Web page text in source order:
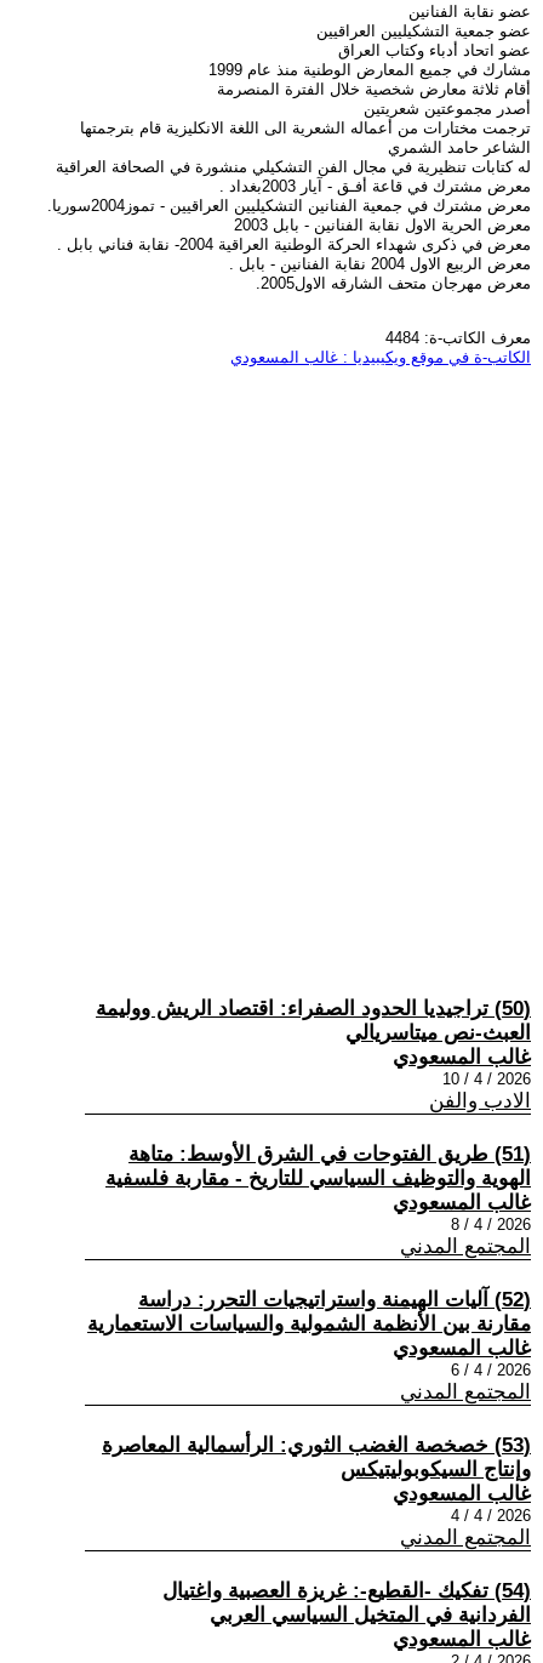
عضو نقابة الفنانين
عضو جمعية التشكيليين العراقيين
عضو اتحاد أدباء وكتاب العراق
مشارك في جميع المعارض الوطنية منذ عام 1999
أقام ثلاثة معارض شخصية خلال الفترة المنصرمة
أصدر مجموعتين شعريتين
ترجمت مختارات من أعماله الشعرية الى اللغة الانكليزية قام بترجمتها
الشاعر حامد الشمري
له كتابات تنظيرية في مجال الفن التشكيلي منشورة في الصحافة العراقية
معرض مشترك في قاعة أفـق - آيار 2003بغداد .
معرض مشترك في جمعية الفنانين التشكيليين العراقيين - تموز2004سوريا.
معرض الحرية الاول نقابة الفنانين - بابل 2003
معرض في ذكرى شهداء الحركة الوطنية العراقية 2004- نقابة فناني بابل .
معرض الربيع الاول 2004 نقابة الفنانين - بابل .
معرض مهرجان متحف الشارقه الاول2005.
معرف الكاتب-ة: 4484
الكاتب-ة في موقع ويكيبيديا : غالب المسعودي
(50) تراجيديا الحدود الصفراء: اقتصاد الريش ووليمة
العبث-نص ميتاسريالي
غالب المسعودي
2026 / 4 / 10
الادب والفن
(51) طريق الفتوحات في الشرق الأوسط: متاهة
الهوية والتوظيف السياسي للتاريخ - مقاربة فلسفية
غالب المسعودي
2026 / 4 / 8
المجتمع المدني
(52) آليات الهيمنة واستراتيجيات التحرر: دراسة
مقارنة بين الأنظمة الشمولية والسياسات الاستعمارية
غالب المسعودي
2026 / 4 / 6
المجتمع المدني
(53) خصخصة الغضب الثوري: الرأسمالية المعاصرة
وإنتاج السيكوبوليتيكس
غالب المسعودي
2026 / 4 / 4
المجتمع المدني
(54) تفكيك -القطيع-: غريزة العصبية واغتيال
الفردانية في المتخيل السياسي العربي
غالب المسعودي